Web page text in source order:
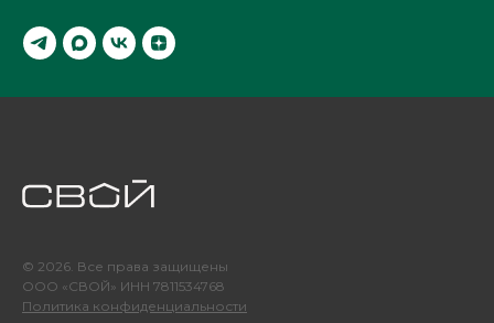
© 2026. Все права защищены
ООО «СВОЙ» ИНН 7811534768
Политика конфиденциальности